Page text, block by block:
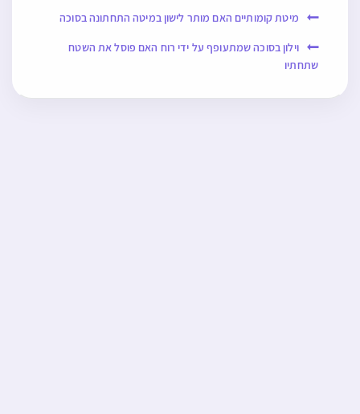
מיטת קומותיים האם מותר לישון במיטה התחתונה בסוכה
וילון בסוכה שמתעופף על ידי רוח האם פוסל את השטח
שתחתיו